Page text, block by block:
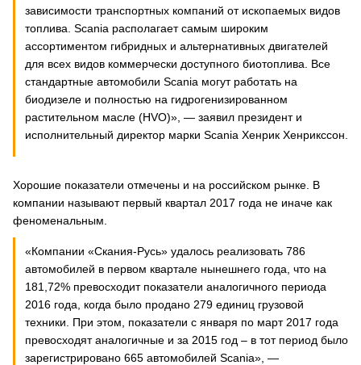
зависимости транспортных компаний от ископаемых видов
топлива. Scania располагает самым широким
ассортиментом гибридных и альтернативных двигателей
для всех видов коммерчески доступного биотоплива. Все
стандартные автомобили Scania могут работать на
биодизеле и полностью на гидрогенизированном
растительном масле (HVO)», — заявил президент и
исполнительный директор марки Scania Хенрик Хенрикссон.
Хорошие показатели отмечены и на российском рынке. В
компании называют первый квартал 2017 года не иначе как
феноменальным.
«Компании «Скания-Русь» удалось реализовать 786
автомобилей в первом квартале нынешнего года, что на
181,72% превосходит показатели аналогичного периода
2016 года, когда было продано 279 единиц грузовой
техники. При этом, показатели с января по март 2017 года
превосходят аналогичные и за 2015 год – в тот период было
зарегистрировано 665 автомобилей Scania», —